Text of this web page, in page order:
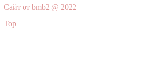
Сайт от bmb2 @ 2022
Top